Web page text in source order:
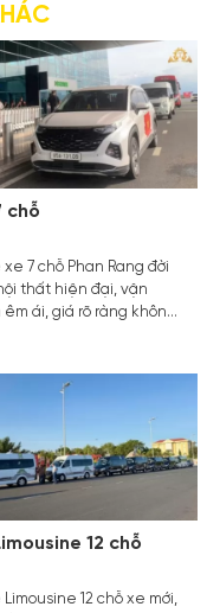
chỗ
xe 7 chỗ Phan Rang đời
thất hiện đại, vận
êm ái, giá rõ ràng không
mang đến hành trình
và trải nghiệm khác
12 chỗ
Limousine 12 chỗ xe mới,